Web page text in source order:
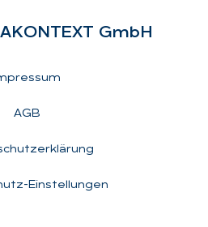
GmbH
AGB
Einstellungen